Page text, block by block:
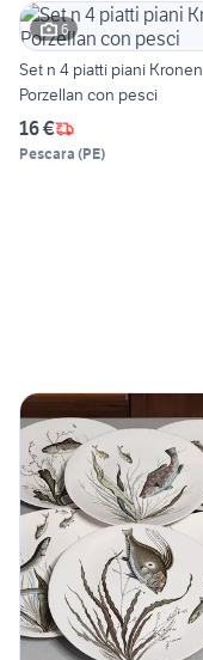
6
Set n 4 piatti piani Kronen
Porzellan con pesci
16 €
Pescara (PE)